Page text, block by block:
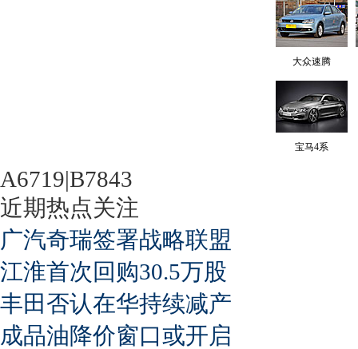
大众速腾
宝马4系
A6719|B7843
近期热点关注
广汽奇瑞签署战略联盟
江淮首次回购30.5万股
丰田否认在华持续减产
成品油降价窗口或开启